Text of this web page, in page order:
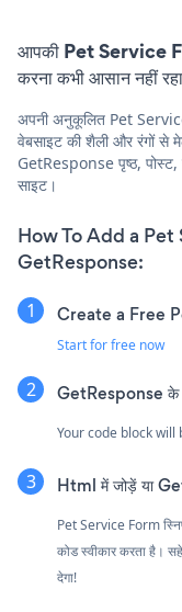
आपकी Pet Service
करना कभी आसान नहीं रहा
अपनी अनुकूलित Pet
वेबसाइट की शैली और रंगों
GetResponse पृष्ठ, पोस्ट,
साइट।
How To Add a
GetResponse:
Create a Free
Start for free now
GetResponse के
Your code block
Html में जोड़ें या
Pet Service Form
कोड स्वीकार करता है।
देगा!